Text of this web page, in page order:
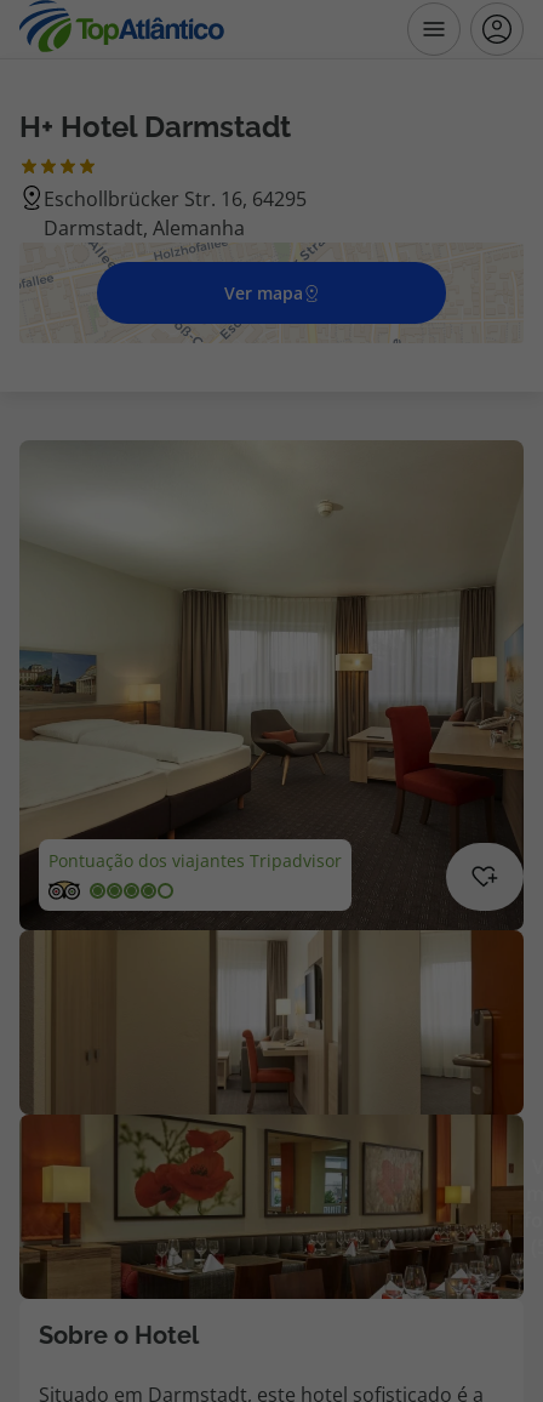
Destinos
Voos
Hotéis
Voos + Hotel
Promoções
Especialistas
Cheque Viagem
Rede de Lojas
Blog TopViagens
Agências
Contactos
Apoio ao cliente em Portugal
218 925 471
218 925 471
H+ Hotel Darmstadt
Eschollbrücker Str. 16, 64295
Darmstadt, Alemanha
Ver mapa
Pontuação dos viajantes Tripadvisor
Sobre o Hotel
Situado em Darmstadt, este hotel sofisticado é a